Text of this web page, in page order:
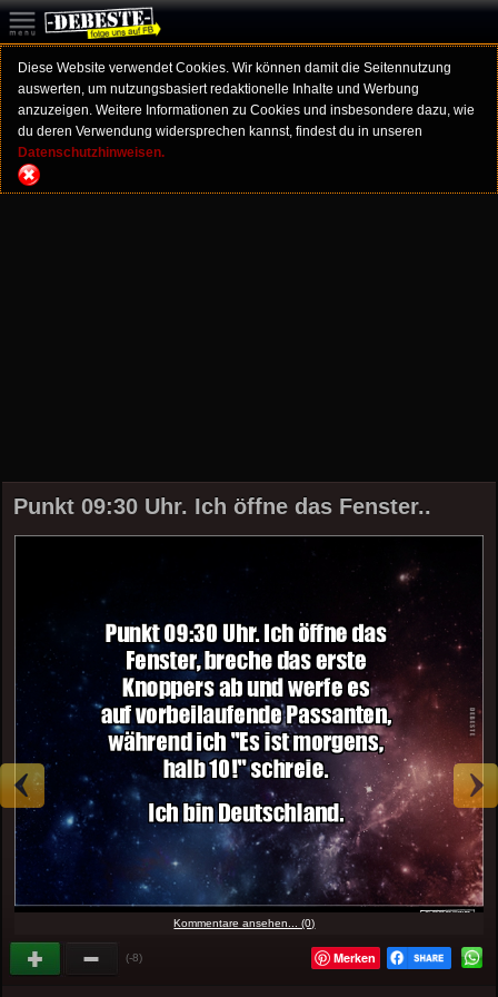
Diese Website verwendet Cookies. Wir können damit die Seitennutzung
auswerten, um nutzungsbasiert redaktionelle Inhalte und Werbung
anzuzeigen. Weitere Informationen zu Cookies und insbesondere dazu, wie
du deren Verwendung widersprechen kannst, findest du in unseren
Datenschutzhinweisen.
Punkt 09:30 Uhr. Ich öffne das Fenster..
Kommentare ansehen... (0)
(-8) Merken